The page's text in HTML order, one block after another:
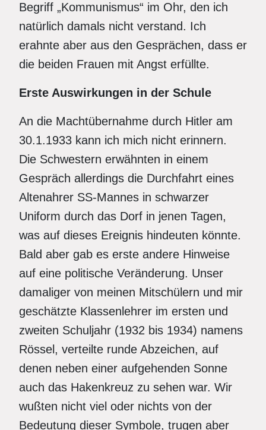
Begriff „Kommunismus“ im Ohr, den ich
natürlich damals nicht verstand. Ich
erahnte aber aus den Gesprächen, dass er
die beiden Frauen mit Angst erfüllte.
Erste Auswirkungen in der Schule
An die Machtübernahme durch Hitler am
30.1.1933 kann ich mich nicht erinnern.
Die Schwestern erwähnten in einem
Gespräch allerdings die Durchfahrt eines
Altenahrer SS-Mannes in schwarzer
Uniform durch das Dorf in jenen Tagen,
was auf dieses Ereignis hindeuten könnte.
Bald aber gab es erste andere Hinweise
auf eine politische Veränderung. Unser
damaliger von meinen Mitschülern und mir
geschätzte Klassenlehrer im ersten und
zweiten Schuljahr (1932 bis 1934) namens
Rössel, verteilte runde Abzeichen, auf
denen neben einer aufgehenden Sonne
auch das Hakenkreuz zu sehen war. Wir
wußten nicht viel oder nichts von der
Bedeutung dieser Symbole, trugen aber